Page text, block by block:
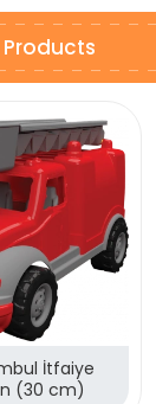
İtfaiye
(30 cm)